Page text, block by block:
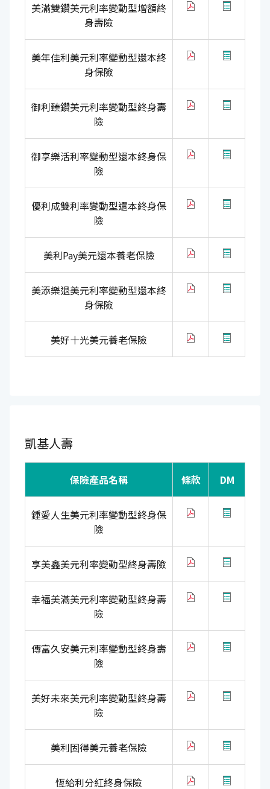
美滿雙鑽美元利率變動型增額終
身壽險
美年佳利美元利率變動型還本終
身保險
御利臻鑽美元利率變動型終身壽
險
御享樂活利率變動型還本終身保
險
優利成雙利率變動型還本終身保
險
美利Pay美元還本養老保險
美添樂退美元利率變動型還本終
身保險
美好十光美元養老保險
凱基人壽
保險產品名稱 條款 DM
鍾愛人生美元利率變動型終身保
險
享美鑫美元利率變動型終身壽險
幸福美滿美元利率變動型終身壽
險
傳富久安美元利率變動型終身壽
險
美好未來美元利率變動型終身壽
險
美利固得美元養老保險
恆給利分紅終身保險